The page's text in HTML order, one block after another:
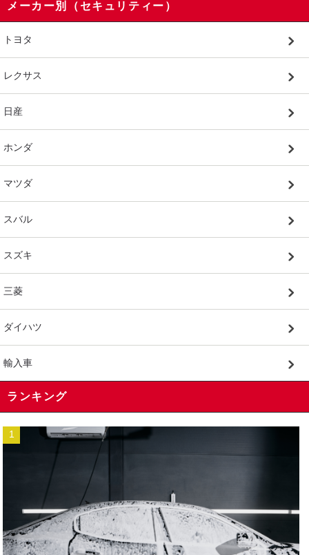
メーカー別（セキュリティー）
トヨタ
レクサス
日産
ホンダ
マツダ
スバル
スズキ
三菱
ダイハツ
輸入車
ランキング
1